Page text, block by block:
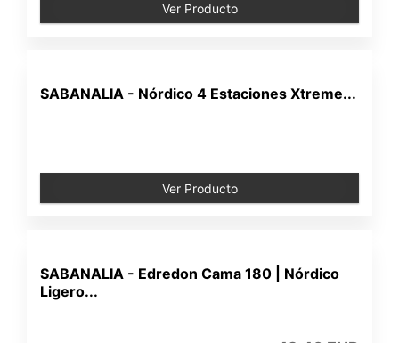
Ver Producto
SABANALIA - Nórdico 4 Estaciones Xtreme...
Ver Producto
SABANALIA - Edredon Cama 180 | Nórdico
Ligero...